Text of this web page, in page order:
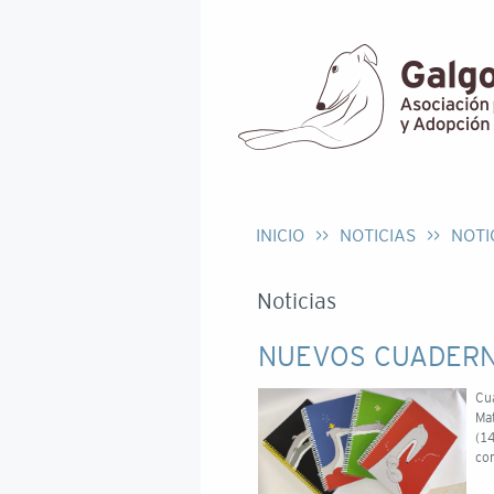
INICIO >> NOTICIAS >>
Noticias
NUEVOS